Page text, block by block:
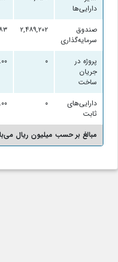
دارایی‌ها
صندوق
سرمایه‌گذاری
۲,۴۸۹,۲۰۲
پروژه در
جریان
ساخت
۰
دارایی‌های
ثابت
۰
مبالغ بر حسب میلیون ریال